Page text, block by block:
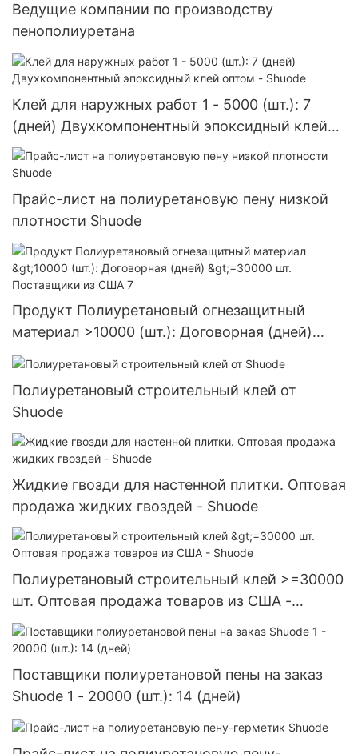
Ведущие компании по производству
пенополиуретана
Клей для наружных работ 1 - 5000 (шт.): 7
(дней) Двухкомпонентный эпоксидный клей
оптом - Shuode
Прайс-лист на полиуретановую пену низкой
плотности Shuode
Продукт Полиуретановый огнезащитный
материал >10000 (шт.): Договорная (дней)
>=30000 шт. Поставщики из США 7
Полиуретановый строительный клей от
Shuode
Жидкие гвозди для настенной плитки. Оптовая
продажа жидких гвоздей - Shuode
Полиуретановый строительный клей >=30000
шт. Оптовая продажа товаров из США -
Shuode
Поставщики полиуретановой пены на заказ
Shuode 1 - 20000 (шт.): 14 (дней)